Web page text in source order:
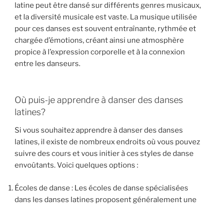
latine peut être dansé sur différents genres musicaux,
et la diversité musicale est vaste. La musique utilisée
pour ces danses est souvent entraînante, rythmée et
chargée d’émotions, créant ainsi une atmosphère
propice à l’expression corporelle et à la connexion
entre les danseurs.
Où puis-je apprendre à danser des danses
latines?
Si vous souhaitez apprendre à danser des danses
latines, il existe de nombreux endroits où vous pouvez
suivre des cours et vous initier à ces styles de danse
envoûtants. Voici quelques options :
Écoles de danse : Les écoles de danse spécialisées
dans les danses latines proposent généralement une